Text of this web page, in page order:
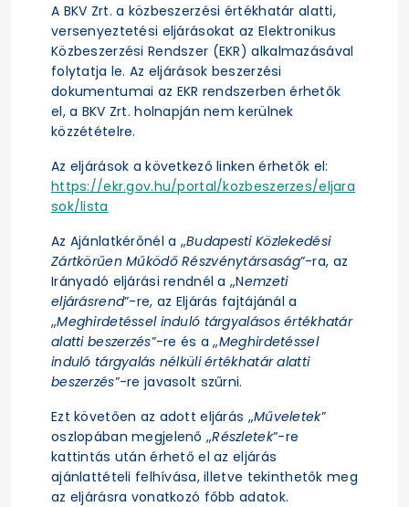
A BKV Zrt. a közbeszerzési értékhatár alatti,
versenyeztetési eljárásokat az Elektronikus
Közbeszerzési Rendszer (EKR) alkalmazásával
folytatja le. Az eljárások beszerzési
dokumentumai az EKR rendszerben érhetők
el, a BKV Zrt. holnapján nem kerülnek
közzétételre.
Az eljárások a következő linken érhetők el:
https://ekr.gov.hu/portal/kozbeszerzes/eljara
sok/lista
Az Ajánlatkérőnél a „Budapesti Közlekedési
Zártkörűen Működő Részvénytársaság”-ra, az
Irányadó eljárási rendnél a „Nemzeti
eljárásrend”-re, az Eljárás fajtájánál a
„Meghirdetéssel induló tárgyalásos értékhatár
alatti beszerzés”-re és a „Meghirdetéssel
induló tárgyalás nélküli értékhatár alatti
beszerzés”-re javasolt szűrni.
Ezt követően az adott eljárás „Műveletek”
oszlopában megjelenő „Részletek”-re
kattintás után érhető el az eljárás
ajánlattételi felhívása, illetve tekinthetők meg
az eljárásra vonatkozó főbb adatok.